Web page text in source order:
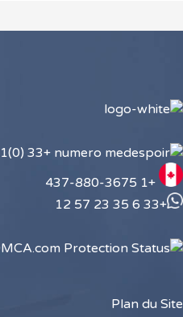
+33 (0)1 84 800 400
+1 437-880-3675
+33 6 35 23 57 12
Plan du Site